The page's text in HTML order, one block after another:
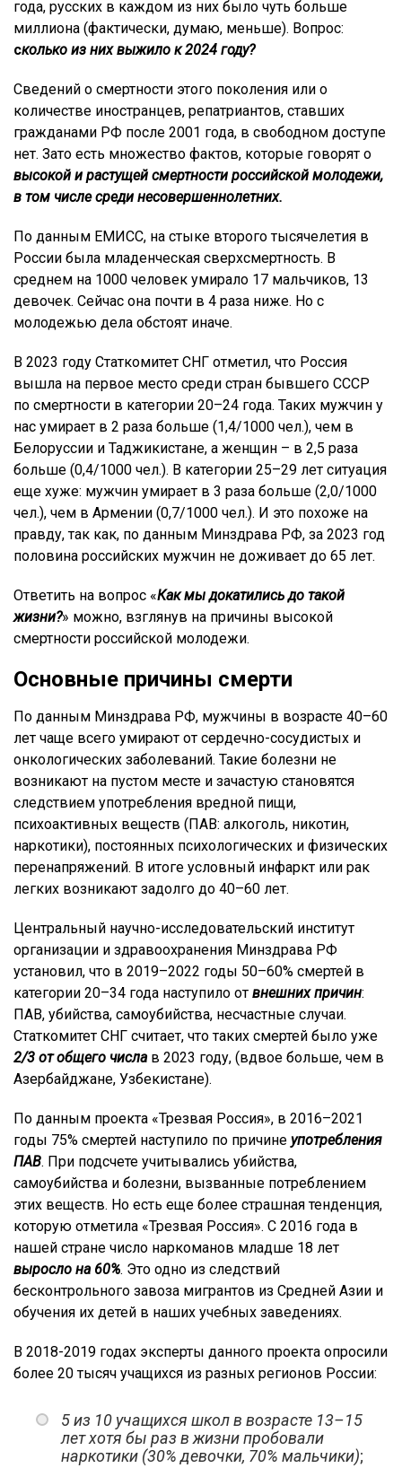
года, русских в каждом из них было чуть больше
миллиона (фактически, думаю, меньше). Вопрос:
сколько из них выжило к 2024 году?
Сведений о смертности этого поколения или о
количестве иностранцев, репатриантов, ставших
гражданами РФ после 2001 года, в свободном доступе
нет. Зато есть множество фактов, которые говорят о
высокой и растущей смертности российской молодежи,
в том числе среди несовершеннолетних.
По данным ЕМИСС, на стыке второго тысячелетия в
России была младенческая сверхсмертность. В
среднем на 1000 человек умирало 17 мальчиков, 13
девочек. Сейчас она почти в 4 раза ниже. Но с
молодежью дела обстоят иначе.
В 2023 году Статкомитет СНГ отметил, что Россия
вышла на первое место среди стран бывшего СССР
по смертности в категории 20–24 года. Таких мужчин у
нас умирает в 2 раза больше (1,4/1000 чел.), чем в
Белоруссии и Таджикистане, а женщин – в 2,5 раза
больше (0,4/1000 чел.). В категории 25–29 лет ситуация
еще хуже: мужчин умирает в 3 раза больше (2,0/1000
чел.), чем в Армении (0,7/1000 чел.). И это похоже на
правду, так как, по данным Минздрава РФ, за 2023 год
половина российских мужчин не доживает до 65 лет.
Ответить на вопрос «Как мы докатились до такой
жизни?» можно, взглянув на причины высокой
смертности российской молодежи.
Основные причины смерти
По данным Минздрава РФ, мужчины в возрасте 40–60
лет чаще всего умирают от сердечно-сосудистых и
онкологических заболеваний. Такие болезни не
возникают на пустом месте и зачастую становятся
следствием употребления вредной пищи,
психоактивных веществ (ПАВ: алкоголь, никотин,
наркотики), постоянных психологических и физических
перенапряжений. В итоге условный инфаркт или рак
легких возникают задолго до 40–60 лет.
Центральный научно-исследовательский институт
организации и здравоохранения Минздрава РФ
установил, что в 2019–2022 годы 50–60% смертей в
категории 20–34 года наступило от внешних причин:
ПАВ, убийства, самоубийства, несчастные случаи.
Статкомитет СНГ считает, что таких смертей было уже
2/3 от общего числа в 2023 году, (вдвое больше, чем в
Азербайджане, Узбекистане).
По данным проекта «Трезвая Россия», в 2016–2021
годы 75% смертей наступило по причине употребления
ПАВ. При подсчете учитывались убийства,
самоубийства и болезни, вызванные потреблением
этих веществ. Но есть еще более страшная тенденция,
которую отметила «Трезвая Россия». С 2016 года в
нашей стране число наркоманов младше 18 лет
выросло на 60%. Это одно из следствий
бесконтрольного завоза мигрантов из Средней Азии и
обучения их детей в наших учебных заведениях.
В 2018-2019 годах эксперты данного проекта опросили
более 20 тысяч учащихся из разных регионов России:
5 из 10 учащихся школ в возрасте 13–15
лет хотя бы раз в жизнипробовали
наркотики (30% девочки, 70% мальчики);